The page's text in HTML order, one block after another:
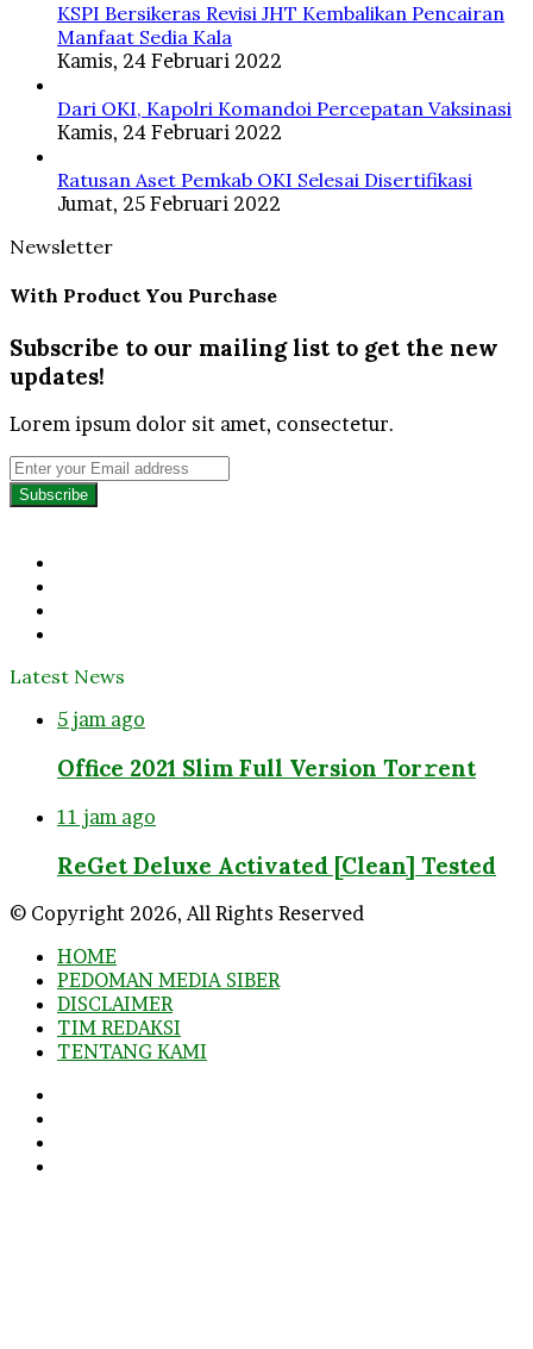
KSPI Bersikeras Revisi JHT Kembalikan Pencairan
Manfaat Sedia Kala
Kamis, 24 Februari 2022
Dari OKI, Kapolri Komandoi Percepatan Vaksinasi
Kamis, 24 Februari 2022
Ratusan Aset Pemkab OKI Selesai Disertifikasi
Jumat, 25 Februari 2022
Newsletter
With Product You Purchase
Subscribe to our mailing list to get the new
updates!
Lorem ipsum dolor sit amet, consectetur.
Enter
your
Email
Latest News
5 jam ago
Office 2021 Slim Full Version Tor𝚛ent
11 jam ago
ReGet Deluxe Activated [Clean] Tested
© Copyright 2026, All Rights Reserved
HOME
PEDOMAN MEDIA SIBER
DISCLAIMER
TIM REDAKSI
TENTANG KAMI